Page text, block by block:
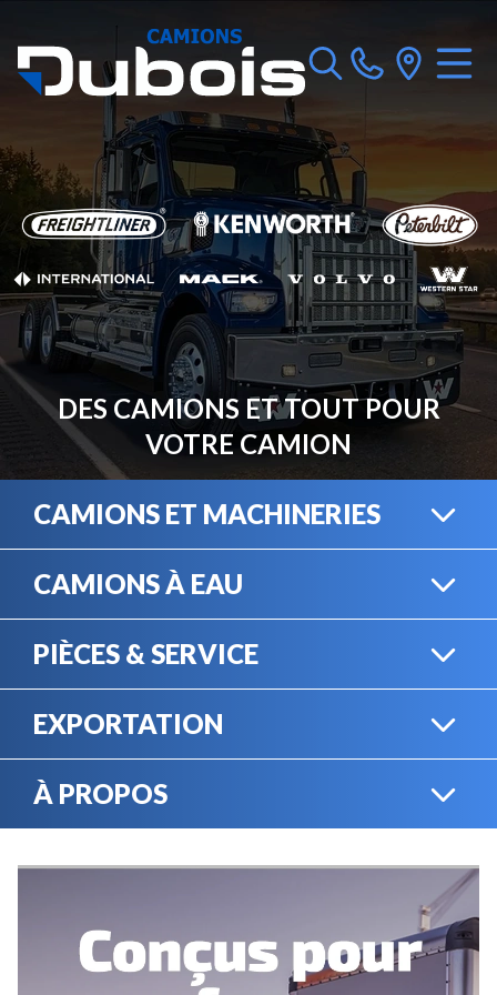
DES CAMIONS ET TOUT POUR
VOTRE CAMION
CAMIONS ET MACHINERIES
ÉQUIPEMENT
CAMIONS À EAU
PIÈCES & SERVICE
SERVICE MÉCANIQUE
EXPORTATION
À PROPOS